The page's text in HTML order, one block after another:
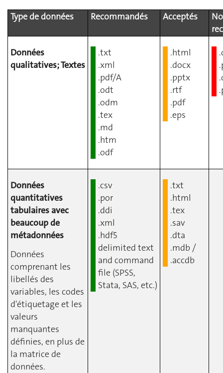
Type de données Recommandés Acceptés
Données
qualitatives; Textes
.txt
.xml
.pdf/A
.odt
.odm
.tex
.md
.htm
.odf
.html
.docx
.pptx
.rtf
.pdf
.eps
Données
quantitatives
tabulaires avec
beaucoup de
métadonnées
Données
comprenant les
libellés des
variables, les codes
d'étiquetage et les
valeurs
manquantes
définies, en plus de
la matrice de
données.
.csv
.por
.ddi
.xml
.hdf5
delimited text
and command
file (SPSS,
Stata, SAS, etc.)
.txt
.html
.tex
.sav
.dta
.mdb /
.accdb